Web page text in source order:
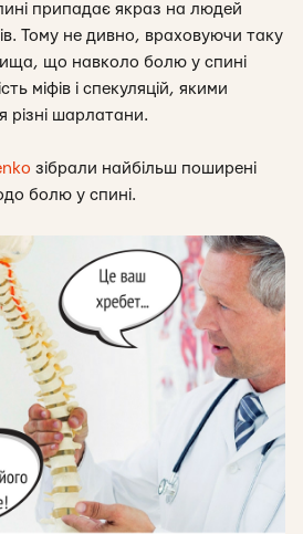
припадає якраз на людей
Тому не дивно, враховуючи таку
що навколо болю у спині
міфів і спекуляцій, якими
різні шарлатани.
зібрали найбільш поширені
болю у спині.